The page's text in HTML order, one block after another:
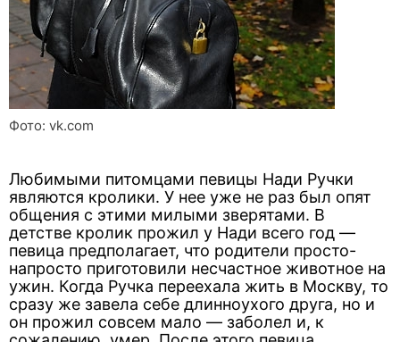
Фото: vk.com
Любимыми питомцами певицы Нади Ручки
являются кролики. У нее уже не раз был опят
общения с этими милыми зверятами. В
детстве кролик прожил у Нади всего год —
певица предполагает, что родители просто-
напросто приготовили несчастное животное на
ужин. Когда Ручка переехала жить в Москву, то
сразу же завела себе длинноухого друга, но и
он прожил совсем мало — заболел и, к